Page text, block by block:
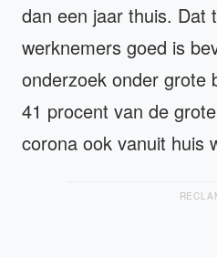
dan een jaar thuis. Dat
werknemers goed is
onderzoek onder grote
41 procent van de
corona ook vanuit huis